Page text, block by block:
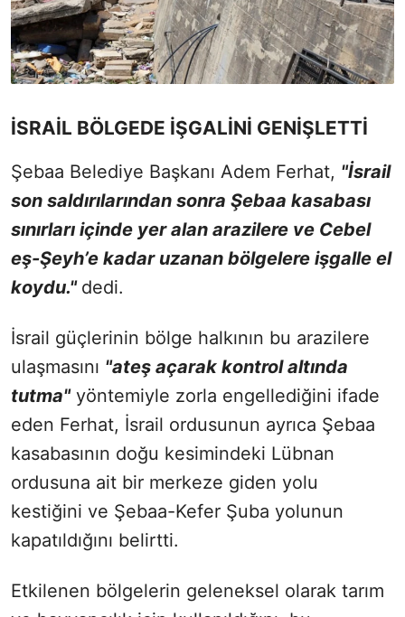
İSRAİL BÖLGEDE İŞGALİNİ GENİŞLETTİ
Şebaa Belediye Başkanı Adem Ferhat, "İsrail
son saldırılarından sonra Şebaa kasabası
sınırları içinde yer alan arazilere ve Cebel
eş-Şeyh’e kadar uzanan bölgelere işgalle el
koydu." dedi.
İsrail güçlerinin bölge halkının bu arazilere
ulaşmasını "ateş açarak kontrol altında
tutma"yöntemiyle zorla engellediğini ifade
eden Ferhat, İsrail ordusunun ayrıca Şebaa
kasabasının doğu kesimindeki Lübnan
ordusuna ait bir merkeze giden yolu
kestiğini ve Şebaa-Kefer Şuba yolunun
kapatıldığını belirtti.
Etkilenen bölgelerin geleneksel olarak tarım